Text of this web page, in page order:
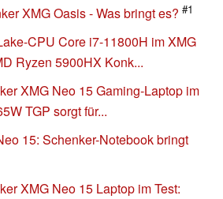
XMG Oasis - Was bringt es? #1
CPU Core i7-11800H im XMG
Ryzen 5900HX Konk...
XMG Neo 15 Gaming-Laptop im
TGP sorgt für...
15: Schenker-Notebook bringt
XMG Neo 15 Laptop im Test: